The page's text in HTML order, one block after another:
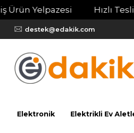
Yelpazesi Hızlı
destek@edakik.com
Elektronik Elektrikli Ev